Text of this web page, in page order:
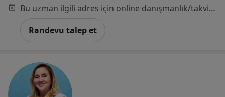
Bu uzman ilgili adres için online danışmanlık/takvim sunmuyor.
Randevu talep et